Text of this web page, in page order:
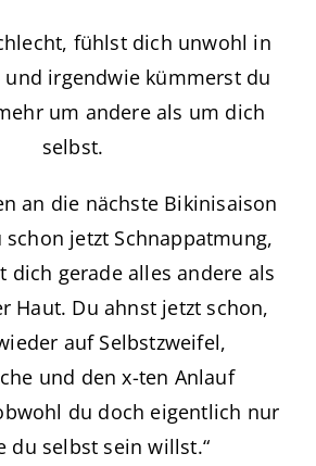
fühlst dich unwohl in
und irgendwie kümmerst du
um andere als um dich
selbst.
an die nächste Bikinisaison
jetzt Schnappatmung,
dich gerade alles andere als
Haut. Du ahnst jetzt schon,
auf Selbstzweifel,
und den x-ten Anlauf
du doch eigentlich nur
du selbst sein willst.“